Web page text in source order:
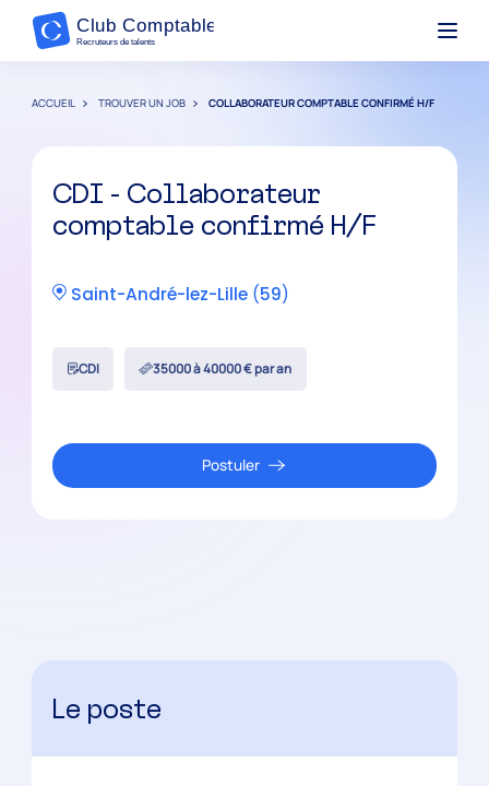
ACCUEIL TROUVER UN JOB COLLABORATEUR COMPTABLE CONFIRMÉ H/F
CDI - Collaborateur
comptable confirmé H/F
Saint-André-lez-Lille(59)
CDI 35000 à 40000 € par an
Postuler
Le poste